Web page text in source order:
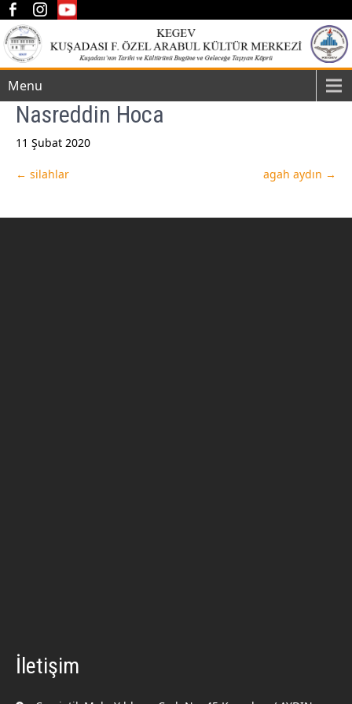
Menu
Nasreddin Hoca
11 Şubat 2020
Post
← silahlar agah aydın →
İletişim